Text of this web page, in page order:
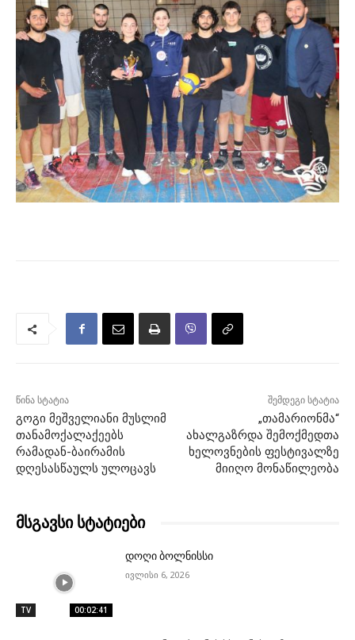
წინა სტატია
გოგი მეშველიანი მუსლიმ
თანამოქალაქეებს
რამადან-ბაირამის
დღესასწაულს ულოცავს
შემდეგი სტატია
„თამარიონმა“
ახალგაზრდა შემოქმედთა
ხელოვნების ფესტივალზე
მიიღო მონაწილეობა
მსგავსი სტატიები
TV 00:02:41
დოღი ბოლნისსი
ივლისი 6, 2026